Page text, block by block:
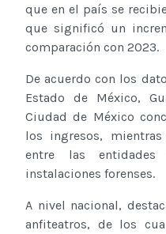
que en el país se
que significó un
comparación con 2023.
De acuerdo con los
Estado de México,
Ciudad de México
los ingresos,
entre las
instalaciones forenses.
A nivel nacional,
anfiteatros, de los